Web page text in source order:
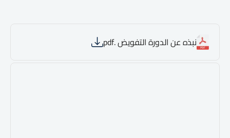
نبذه عن الدورة التفويض .pdf